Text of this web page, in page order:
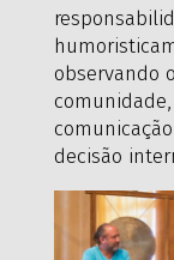
observando
decisão